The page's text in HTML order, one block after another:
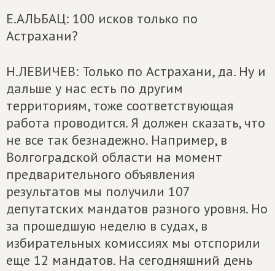
Е.АЛЬБАЦ: 100 исков только по
Астрахани?
Н.ЛЕВИЧЕВ: Только по Астрахани, да. Ну и
дальше у нас есть по другим
территориям, тоже соответствующая
работа проводится. Я должен сказать, что
не все так безнадежно. Например, в
Волгоградской области на момент
предварительного объявления
результатов мы получили 107
депутатских мандатов разного уровня. Но
за прошедшую неделю в судах, в
избирательных комиссиях мы отспорили
еще 12 мандатов. На сегодняшний день